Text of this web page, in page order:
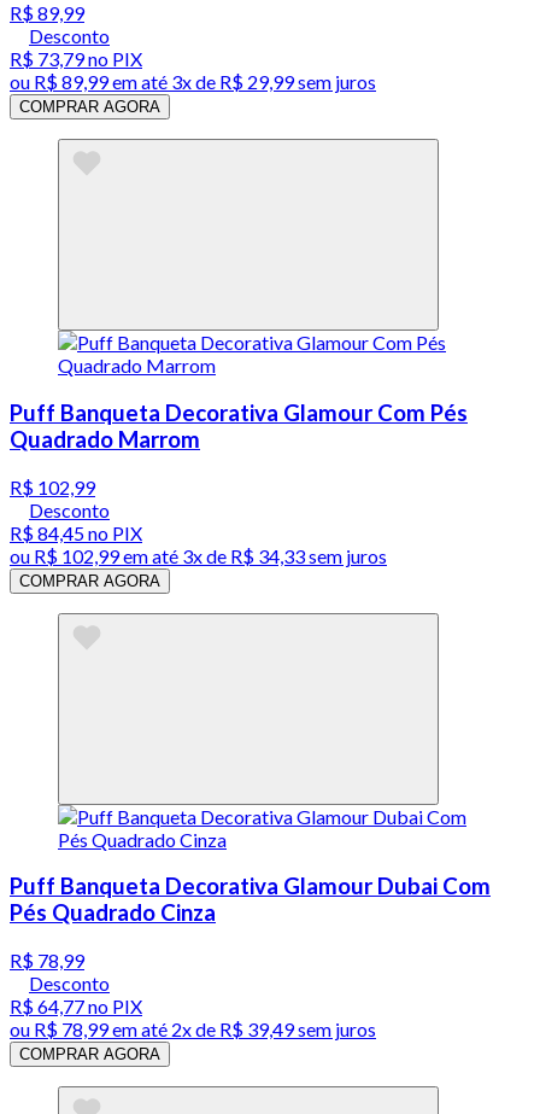
R$ 89,99
Desconto
R$ 73,79no PIX
ou R$ 89,99em até 3x de R$ 29,99 sem juros
COMPRAR AGORA
Puff Banqueta Decorativa Glamour Com Pés
Quadrado Marrom
R$ 102,99
Desconto
R$ 84,45no PIX
ou R$ 102,99em até 3x de R$ 34,33 sem juros
COMPRAR AGORA
Puff Banqueta Decorativa Glamour Dubai Com
Pés Quadrado Cinza
R$ 78,99
Desconto
R$ 64,77no PIX
ou R$ 78,99em até 2x de R$ 39,49 sem juros
COMPRAR AGORA